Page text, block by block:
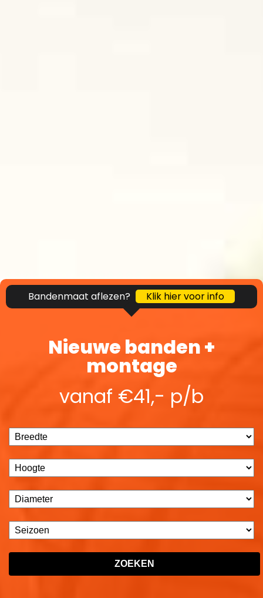
Bandenmaat aflezen? Klik hier voor info
Nieuwe banden +
montage
vanaf €41,- p/b
ZOEKEN